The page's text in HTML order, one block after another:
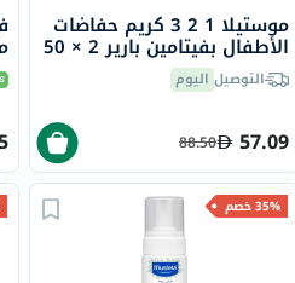
موستيلا 1 2 3 كريم حفاضات
الأطفال بفيتامين بارير 2 × 50
مل حزمة ترويجية من 2
التوصيل اليوم
57.09
88.50
35% خصم